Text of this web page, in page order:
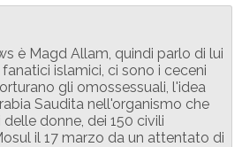
è Magd Allam, quindi parlo di lui
islamici, ci sono i ceceni
gli omossessuali, l'idea
Saudita nell'organismo che
donne, dei 150 civili
il 17 marzo da un attentato di